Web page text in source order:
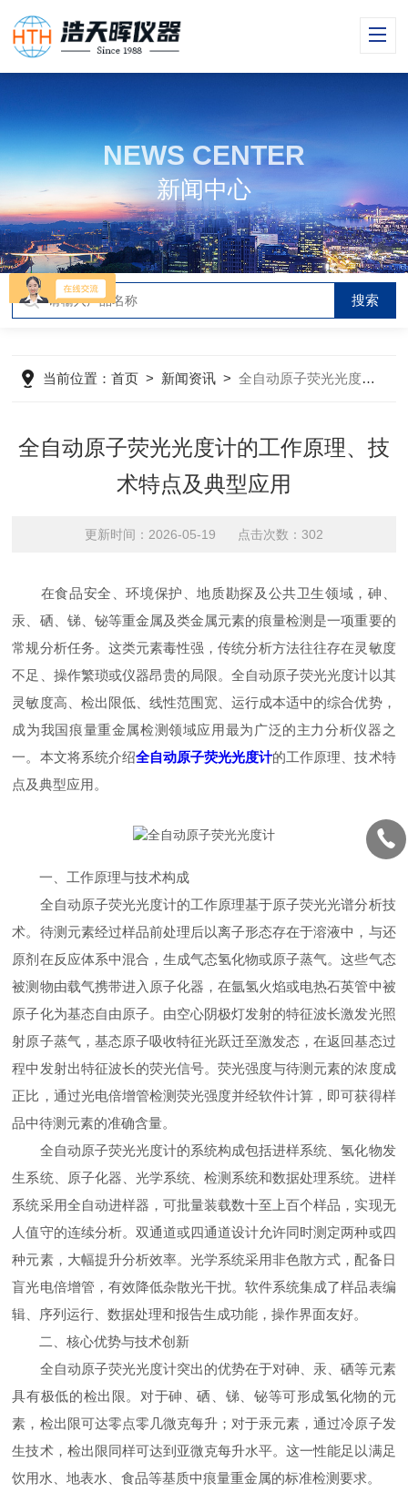
NEWS CENTER
新闻中心
当前位置：首页 > 新闻资讯 >全自动原子荧光光度计的工作原理、技术特点及典型应用
全自动原子荧光光度计的工作原理、技
术特点及典型应用
更新时间：2026-05-19 点击次数：302
在食品安全、环境保护、地质勘探及公共卫生领域，砷、
汞、硒、锑、铋等重金属及类金属元素的痕量检测是一项重要的
常规分析任务。这类元素毒性强，传统分析方法往往存在灵敏度
不足、操作繁琐或仪器昂贵的局限。全自动原子荧光光度计以其
灵敏度高、检出限低、线性范围宽、运行成本适中的综合优势，
成为我国痕量重金属检测领域应用最为广泛的主力分析仪器之
一。本文将系统介绍全自动原子荧光光度计的工作原理、技术特
点及典型应用。
一、工作原理与技术构成
全自动原子荧光光度计的工作原理基于原子荧光光谱分析技
术。待测元素经过样品前处理后以离子形态存在于溶液中，与还
原剂在反应体系中混合，生成气态氢化物或原子蒸气。这些气态
被测物由载气携带进入原子化器，在氩氢火焰或电热石英管中被
原子化为基态自由原子。由空心阴极灯发射的特征波长激发光照
射原子蒸气，基态原子吸收特征光跃迁至激发态，在返回基态过
程中发射出特征波长的荧光信号。荧光强度与待测元素的浓度成
正比，通过光电倍增管检测荧光强度并经软件计算，即可获得样
品中待测元素的准确含量。
全自动原子荧光光度计的系统构成包括进样系统、氢化物发
生系统、原子化器、光学系统、检测系统和数据处理系统。进样
系统采用全自动进样器，可批量装载数十至上百个样品，实现无
人值守的连续分析。双通道或四通道设计允许同时测定两种或四
种元素，大幅提升分析效率。光学系统采用非色散方式，配备日
盲光电倍增管，有效降低杂散光干扰。软件系统集成了样品表编
辑、序列运行、数据处理和报告生成功能，操作界面友好。
二、核心优势与技术创新
全自动原子荧光光度计突出的优势在于对砷、汞、硒等元素
具有极低的检出限。对于砷、硒、锑、铋等可形成氢化物的元
素，检出限可达零点零几微克每升；对于汞元素，通过冷原子发
生技术，检出限同样可达到亚微克每升水平。这一性能足以满足
饮用水、地表水、食品等基质中痕量重金属的标准检测要求。